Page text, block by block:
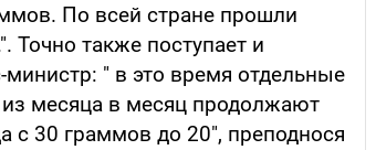
По всей стране прошли
Точно также поступает и
" в это время отдельные
месяца в месяц продолжают
30 граммов до 20", преподнося